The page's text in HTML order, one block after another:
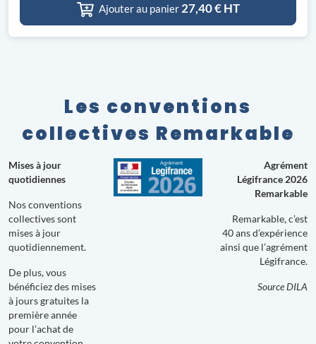
Ajouter au panier 27,40€ HT
Les conventions
collectives Remarkable
Mises à jour
quotidiennes
Nos conventions
collectives sont
mises à jour
quotidiennement.
De plus, vous
bénéficiez des mises
à jours gratuites la
première année
pour l’achat de
Agrément
Légifrance 2026
Remarkable
Remarkable, c’est
40 ans d’expérience
ainsi que l’agrément
Légifrance.
Source DILA